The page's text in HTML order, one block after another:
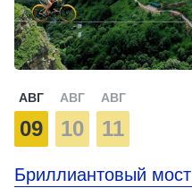
АВГ
09
АВГ
10
АВГ
11
Бриллиантовый